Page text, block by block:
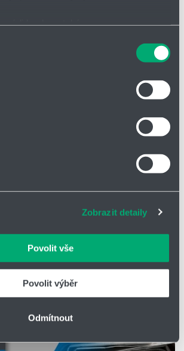
přesné na několik metrů
konkrétní charakteristiky (otisk prstu)
jak zpracováváme vaše osobní
kdykoliv změnit nebo odvolat v
další technologie nám pomáhají
citlivě, děkujeme za projevení
Zobrazit detaily
Povolit vše
Povolit výběr
Odmítnout
ke stažení
zde. Nebo si objednejte zaslání
Váš tým
s Vámi
divize
Zpět